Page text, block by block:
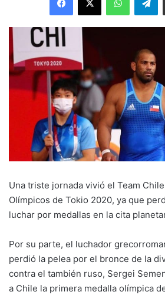
Una triste jornada vivió el Team
Olímpicos de Tokio 2020, ya que
luchar por medallas en la cita
Por su parte, el luchador
perdió la pelea por el bronce de la
contra el también ruso, Sergei
a Chile la primera medalla olímpica